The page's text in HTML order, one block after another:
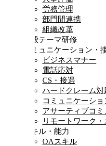
労務管理
部門間連携
組織改革
一般テーマ研修
コミュニケーション・
ビジネスマナー
電話応対
CS・接遇
ハードクレーム対
コミュニケーショ
アサーティブコ
リモートワーク
スキル・能力
OAスキル